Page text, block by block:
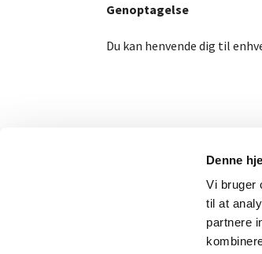
Denne
Vi bruger
til at
partnere
Genoptagelse
Du kan henvende dig til